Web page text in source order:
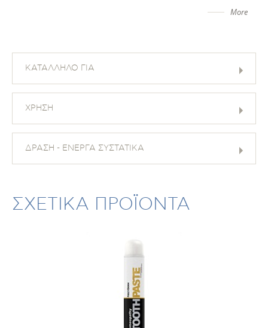
More
ΚΑΤΑΛΛΗΛΟ ΓΙΑ
ΧΡΗΣΗ
ΔΡΑΣΗ - ΕΝΕΡΓΑ ΣΥΣΤΑΤΙΚΑ
ΣΧΕΤΙΚΑ ΠΡΟΪΟΝΤΑ